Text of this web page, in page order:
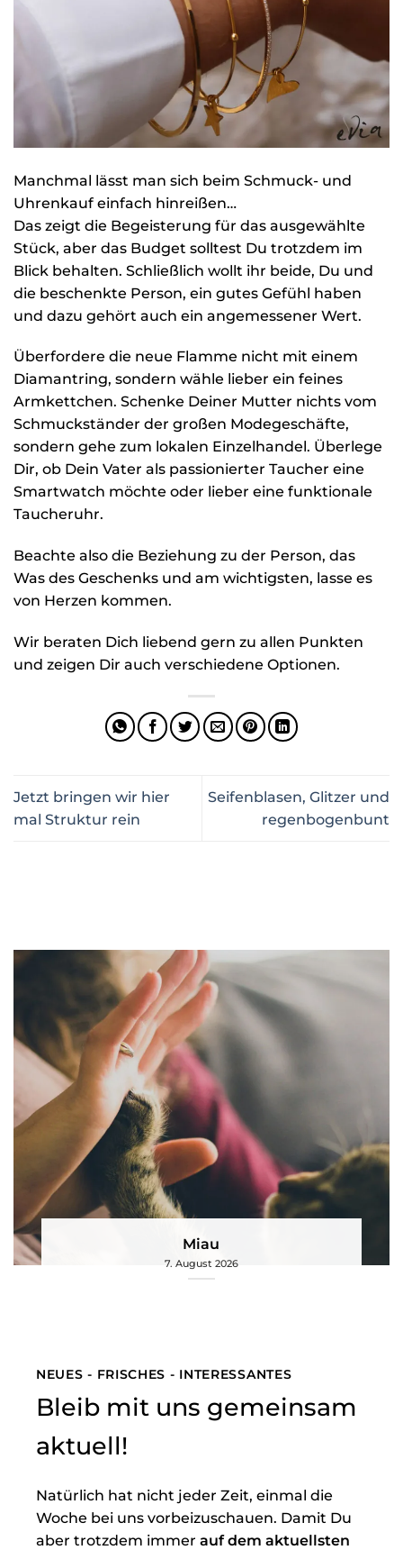
Manchmal lässt man sich beim Schmuck- und
Uhrenkauf einfach hinreißen…
Das zeigt die Begeisterung für das ausgewählte
Stück, aber das Budget solltest Du trotzdem im
Blick behalten. Schließlich wollt ihr beide, Du und
die beschenkte Person, ein gutes Gefühl haben
und dazu gehört auch ein angemessener Wert.
Überfordere die neue Flamme nicht mit einem
Diamantring, sondern wähle lieber ein feines
Armkettchen. Schenke Deiner Mutter nichts vom
Schmuckständer der großen Modegeschäfte,
sondern gehe zum lokalen Einzelhandel. Überlege
Dir, ob Dein Vater als passionierter Taucher eine
Smartwatch möchte oder lieber eine funktionale
Taucheruhr.
Beachte also die Beziehung zu der Person, das
Was des Geschenks und am wichtigsten, lasse es
von Herzen kommen.
Wir beraten Dich liebend gern zu allen Punkten
und zeigen Dir auch verschiedene Optionen.
Jetzt bringen wir hier
mal Struktur rein
Seifenblasen, Glitzer und
regenbogenbunt
Miau
7. August 2026
NEUES - FRISCHES - INTERESSANTES
Bleib mit uns gemeinsam
aktuell!
Natürlich hat nicht jeder Zeit, einmal die
Woche bei uns vorbeizuschauen. Damit Du
aber trotzdem immer auf dem aktuellsten